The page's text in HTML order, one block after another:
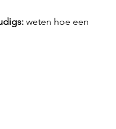
weten hoe een